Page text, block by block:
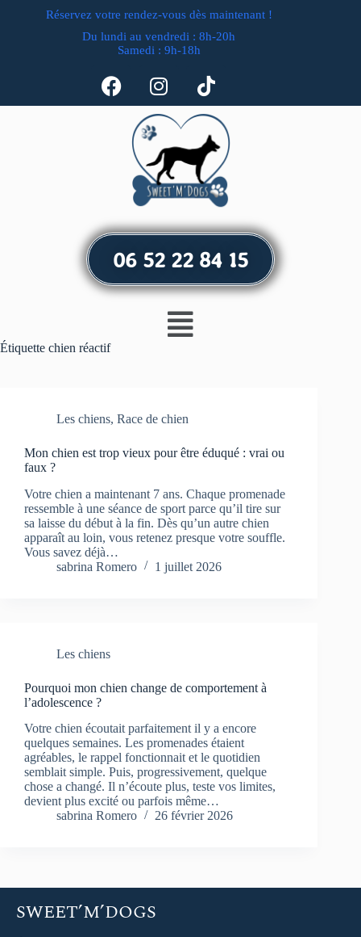
Réservez votre rendez-vous dès maintenant !
Du lundi au vendredi : 8h-20h
Samedi : 9h-18h
06 52 22 84 15
Étiquette chien réactif
Les chiens, Race de chien
Mon chien est trop vieux pour être éduqué : vrai ou
faux ?
Votre chien a maintenant 7 ans. Chaque promenade
ressemble à une séance de sport parce qu’il tire sur
sa laisse du début à la fin. Dès qu’un autre chien
apparaît au loin, vous retenez presque votre souffle.
Vous savez déjà…
sabrina Romero
1 juillet 2026
Les chiens
Pourquoi mon chien change de comportement à
l’adolescence ?
Votre chien écoutait parfaitement il y a encore
quelques semaines. Les promenades étaient
agréables, le rappel fonctionnait et le quotidien
semblait simple. Puis, progressivement, quelque
chose a changé. Il n’écoute plus, teste vos limites,
devient plus excité ou parfois même…
sabrina Romero
26 février 2026
SWEET’M’DOGS